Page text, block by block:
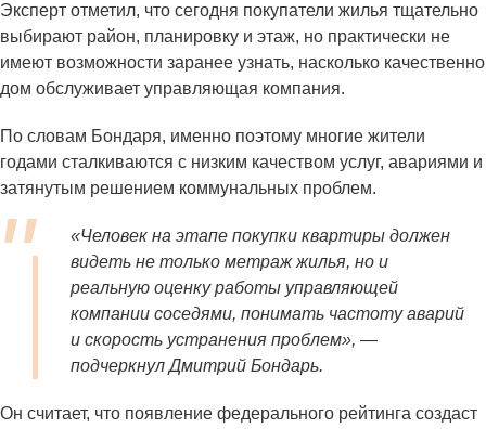
Эксперт отметил, что сегодня покупатели жилья тщательно
выбирают район, планировку и этаж, но практически не
имеют возможности заранее узнать, насколько качественно
дом обслуживает управляющая компания.
По словам Бондаря, именно поэтому многие жители
годами сталкиваются с низким качеством услуг, авариями и
затянутым решением коммунальных проблем.
«Человек на этапе покупки квартиры должен
видеть не только метраж жилья, но и
реальную оценку работы управляющей
компании соседями, понимать частоту аварий
и скорость устранения проблем», —
подчеркнул Дмитрий Бондарь.
Он считает, что появление федерального рейтинга создаст